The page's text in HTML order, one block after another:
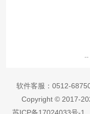
--
软件客服： 0512-
Copyright © 2017-
苏ICP备17024033号-1